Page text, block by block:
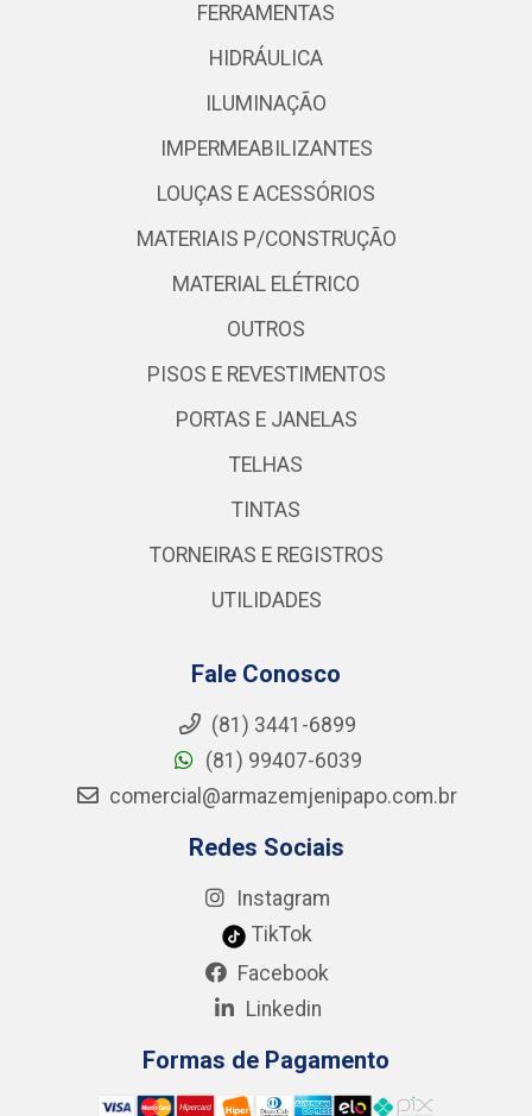
FERRAMENTAS
HIDRÁULICA
ILUMINAÇÃO
IMPERMEABILIZANTES
LOUÇAS E ACESSÓRIOS
MATERIAIS P/CONSTRUÇÃO
MATERIAL ELÉTRICO
OUTROS
PISOS E REVESTIMENTOS
PORTAS E JANELAS
TELHAS
TINTAS
TORNEIRAS E REGISTROS
UTILIDADES
Fale Conosco
(81) 3441-6899
(81) 99407-6039
comercial@armazemjenipapo.com.br
Redes Sociais
Instagram
TikTok
Facebook
Linkedin
Formas de Pagamento